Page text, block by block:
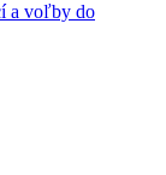
a voľby do